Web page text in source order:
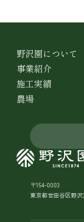
〒154-0003
東京都世田谷区野沢
野沢園について
事業紹介
施工実績
農場